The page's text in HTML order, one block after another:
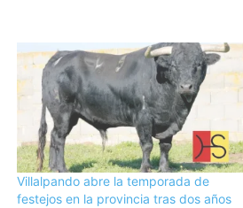
Villalpando abre la temporada de
festejos en la provincia tras dos años